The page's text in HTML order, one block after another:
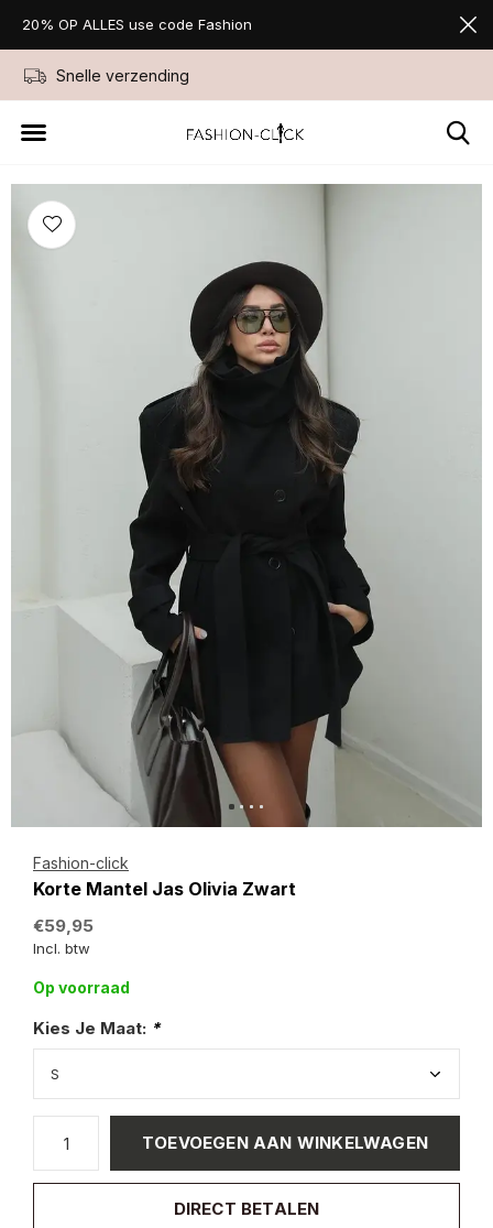
Snelle verzending
20% OP ALLES use code Fashion
Fashion-click
Korte Mantel Jas Olivia Zwart
€59,95
Incl. btw
Op voorraad
Kies Je Maat: *
TOEVOEGEN AAN WINKELWAGEN
DIRECT BETALEN